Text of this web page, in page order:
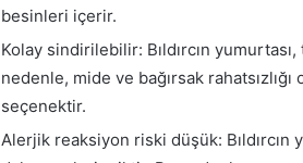
besinleri içerir.
Kolay sindirilebilir: Bıldırcın
nedenle, mide ve bağırsak
seçenektir.
Alerjik reaksiyon riski düşük: